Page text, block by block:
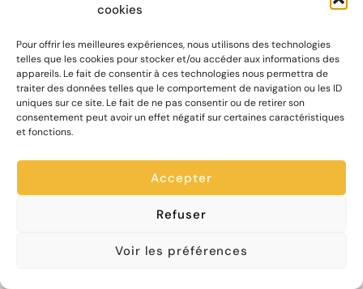
cookies
Pour offrir les meilleures expériences, nous utilisons des technologies
telles que les cookies pour stocker et/ou accéder aux informations des
appareils. Le fait de consentir à ces technologies nous permettra de
traiter des données telles que le comportement de navigation ou les ID
uniques sur ce site. Le fait de ne pas consentir ou de retirer son
consentement peut avoir un effet négatif sur certaines caractéristiques
et fonctions.
Accepter
Refuser
Voir les préférences
Chapiteau Théâtre compagnie
Maison des Associations
Boite P3
Suivez nos aventures :
Contactez-nous !